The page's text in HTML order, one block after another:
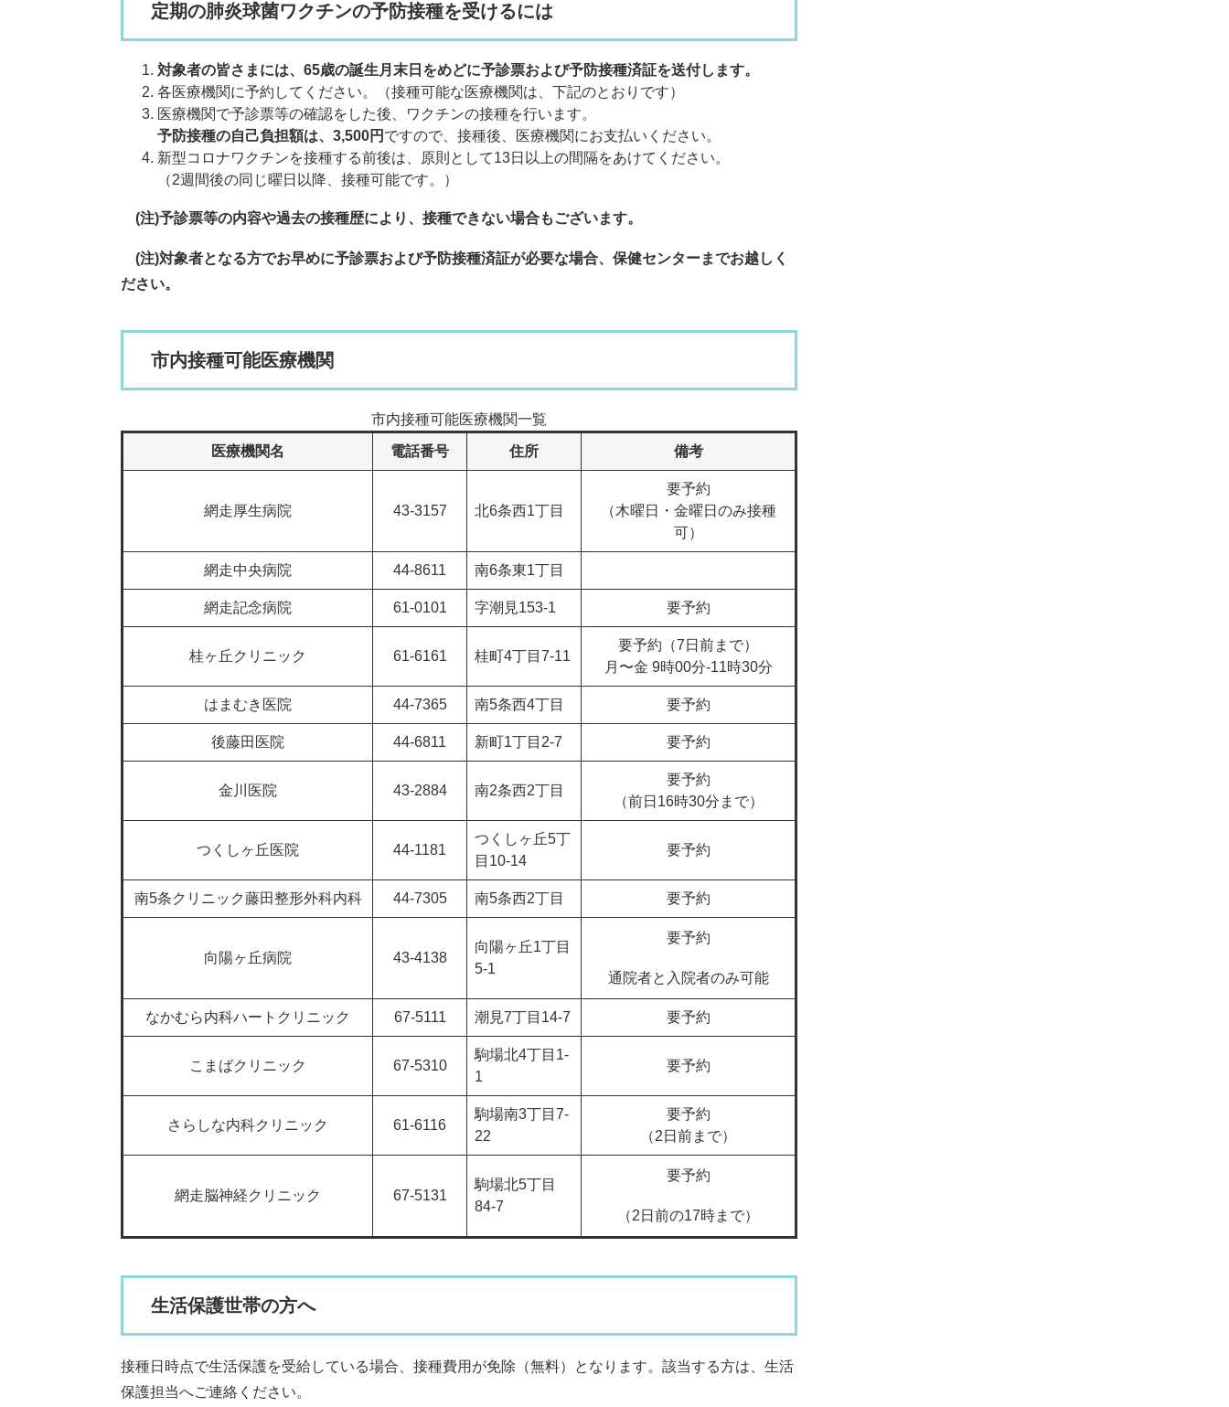
定期の肺炎球菌ワクチンの予防接種を受けるには
対象者の皆さまには、65歳の誕生月末日をめどに予診票および予防接種済証を送付します。
各医療機関に予約してください。（接種可能な医療機関は、下記のとおりです）
医療機関で予診票等の確認をした後、ワクチンの接種を行います。
予防接種の自己負担額は、3,500円 ですので、接種後、医療機関にお支払いください。
新型コロナワクチンを接種する前後は、原則として13日以上の間隔をあけてください。
（2週間後の同じ曜日以降、接種可能です。）
(注)予診票等の内容や過去の接種歴により、接種できない場合もございます。
(注)対象者となる方でお早めに予診票および予防接種済証が必要な場合、保健センターまでお越しく
ださい。​
市内接種可能医療機関
市内接種可能医療機関一覧
医療機関名 電話番号 住所 備考
網走厚生病院 43-3157 北6条西1丁目
要予約
（木曜日・金曜日のみ接種
可）
網走中央病院 44-8611 南6条東1丁目
網走記念病院 61-0101 字潮見153-1 要予約
桂ヶ丘クリニック 61-6161 桂町4丁目7-11
要予約（7日前まで）
月〜金 9時00分-11時30分
はまむき医院 44-7365 南5条西4丁目 要予約
後藤田医院 44-6811 新町1丁目2-7 要予約
金川医院 43-2884 南2条西2丁目
要予約
（前日16時30分まで）
つくしヶ丘医院 44-1181
つくしヶ丘5丁
目10-14
要予約
南5条クリニック藤田整形外科内科 44-7305 南5条西2丁目 要予約
向陽ヶ丘病院 43-4138
向陽ヶ丘1丁目
5-1
要予約
通院者と入院者のみ可能
なかむら内科ハートクリニック 67-5111 潮見7丁目14-7 要予約
こまばクリニック 67-5310
駒場北4丁目1-
1
要予約
さらしな内科クリニック 61-6116
駒場南3丁目7-
22
要予約
（2日前まで）
網走脳神経クリニック 67-5131
駒場北5丁目
84-7
要予約
（2日前の17時まで）
生活保護世帯の方へ
接種日時点で生活保護を受給している場合、接種費用が免除（無料）となります。該当する方は、生活
保護担当へご連絡ください。